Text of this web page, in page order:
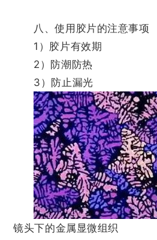
八、使用胶片的注意事项
1）胶片有效期
2）防潮防热
3）防止漏光
镜头下的金属显微组织